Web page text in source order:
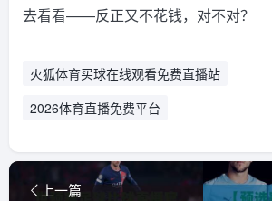
去看看——反正又不花钱，对不对？
火狐体育买球在线观看免费直播站
2026体育直播免费平台
上一篇